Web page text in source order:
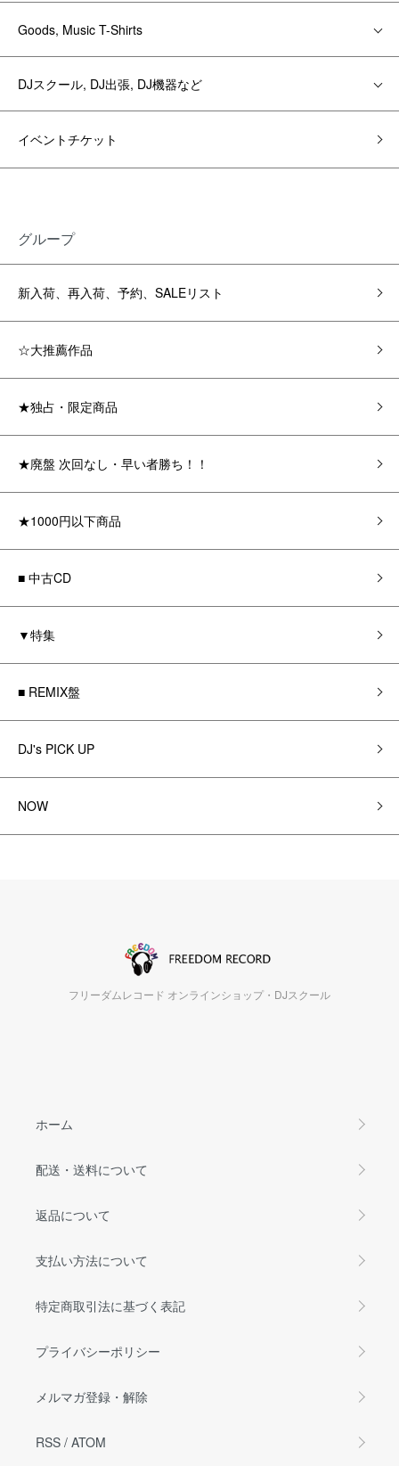
Goods, Music T-Shirts
DJスクール, DJ出張, DJ機器など
イベントチケット
グループ
新入荷、再入荷、予約、SALEリスト
☆大推薦作品
★独占・限定商品
★廃盤 次回なし・早い者勝ち！！
★1000円以下商品
■ 中古CD
▼特集
■ REMIX盤
DJ's PICK UP
NOW
フリーダムレコード オンラインショップ・DJスクール
ホーム
配送・送料について
返品について
支払い方法について
特定商取引法に基づく表記
プライバシーポリシー
メルマガ登録・解除
RSS / ATOM